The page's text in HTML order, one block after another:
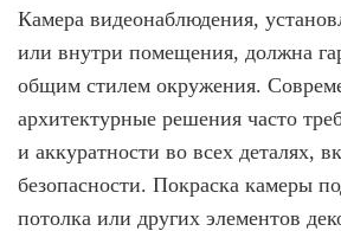
Камера видеонаблюдения,
или внутри помещения, должна
общим стилем окружения.
архитектурные решения часто
и аккуратности во всех деталях,
безопасности. Покраска камеры
потолка или других элементов